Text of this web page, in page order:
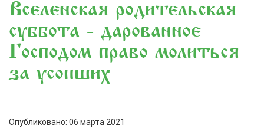
Вселенская родительская
суббота - дарованное
Господом право молиться
за усопших
Опубликовано: 06 марта 2021